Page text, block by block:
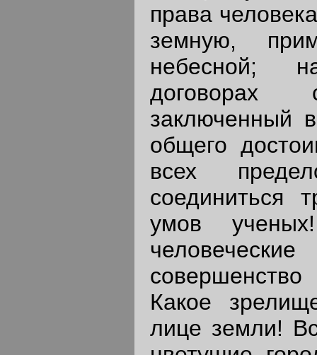
права
земную,
небесной;
заключенный
общего
всех
соединиться
умов
Какое
лице земли!